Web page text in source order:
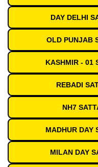
DAY DELHI
OLD PUNJAB
KASHMIR - 01
REBADI
NH7
MADHUR DAY
MILAN DAY